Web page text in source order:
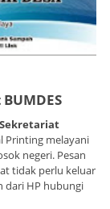
Sekretariat
Printing melayani
negeri. Pesan
tidak perlu keluar
dari HP hubungi